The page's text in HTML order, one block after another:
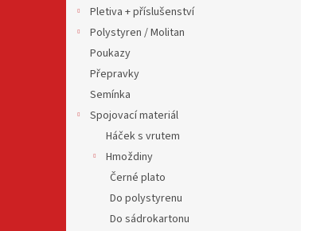
Pletiva + příslušenství
Polystyren / Molitan
Poukazy
Přepravky
Semínka
Spojovací materiál
Háček s vrutem
Hmoždiny
Černé plato
Do polystyrenu
Do sádrokartonu